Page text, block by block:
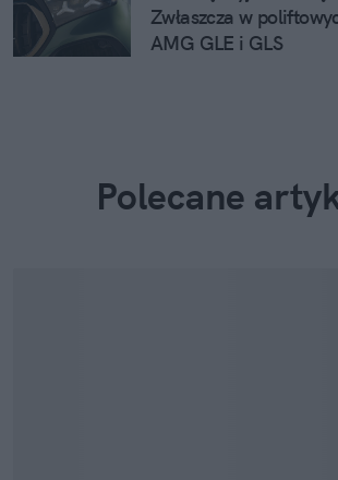
Zwłaszcza w
AMG GLE i GLS
Polecane